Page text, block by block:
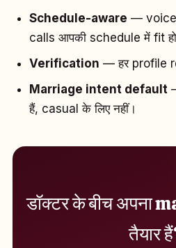
Schedule-aware — voice
calls आपकी schedule में fit
Verification — हर profile
Marriage intent default
हैं, casual के लिए नहीं।
डॉक्टर के बीच अपना
तैयार